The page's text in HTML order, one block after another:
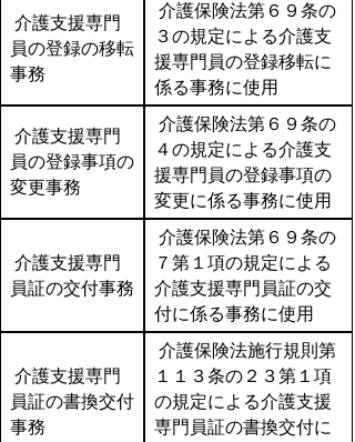
介護支援専門
員の登録の移転
事務
介護保険法第６９条の
３の規定による介護支
援専門員の登録移転に
係る事務に使用
介護支援専門
員の登録事項の
変更事務
介護保険法第６９条の
４の規定による介護支
援専門員の登録事項の
変更に係る事務に使用
介護支援専門
員証の交付事務
介護保険法第６９条の
７第１項の規定による
介護支援専門員証の交
付に係る事務に使用
介護支援専門
員証の書換交付
事務
介護保険法施行規則第
１１３条の２３第１項
の規定による介護支援
専門員証の書換交付に